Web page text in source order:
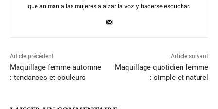
que animan a las mujeres a alzar la voz y hacerse escuchar.
Article précédent
Maquillage femme automne
: tendances et couleurs
Article suivant
Maquillage quotidien femme
: simple et naturel